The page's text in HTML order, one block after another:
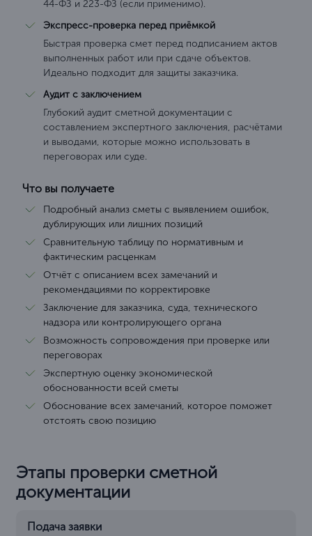
44-ФЗ и 223-ФЗ (если применимо).
Экспресс-проверка перед приёмкой
Быстрая проверка смет перед подписанием актов
выполненных работ или при сдаче объектов.
Идеально подходит для защиты заказчика.
Аудит с заключением
Глубокий аудит сметной документации с
составлением экспертного заключения, расчётами
и выводами, которые можно использовать в
переговорах или суде.
Что вы получаете
Подробный анализ сметы с выявлением ошибок,
дублирующих или лишних позиций
Сравнительную таблицу по нормативным и
фактическим расценкам
Отчёт с описанием всех замечаний и
рекомендациями по корректировке
Заключение для заказчика, суда, технического
надзора или контролирующего органа
Возможность сопровождения при проверке или
переговорах
Экспертную оценку экономической
обоснованности всей сметы
Обоснование всех замечаний, которое поможет
отстоять свою позицию
Этапы проверки сметной
документации
Подача заявки